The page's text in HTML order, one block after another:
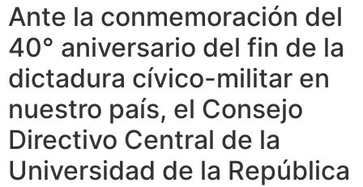
Ante la conmemoración del
40° aniversario del fin de la
dictadura cívico-militar en
nuestro país, el Consejo
Directivo Central de la
Universidad de la República